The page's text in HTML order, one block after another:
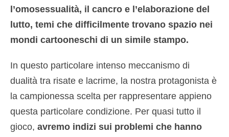
l’omosessualità, il cancro e l’elaborazione del
lutto, temi che difficilmente trovano spazio nei
mondi cartooneschi di un simile stampo.
In questo particolare intenso meccanismo di
dualità tra risate e lacrime, la nostra protagonista è
la campionessa scelta per rappresentare appieno
questa particolare condizione. Per quasi tutto il
gioco, avremo indizi sui problemi che hanno